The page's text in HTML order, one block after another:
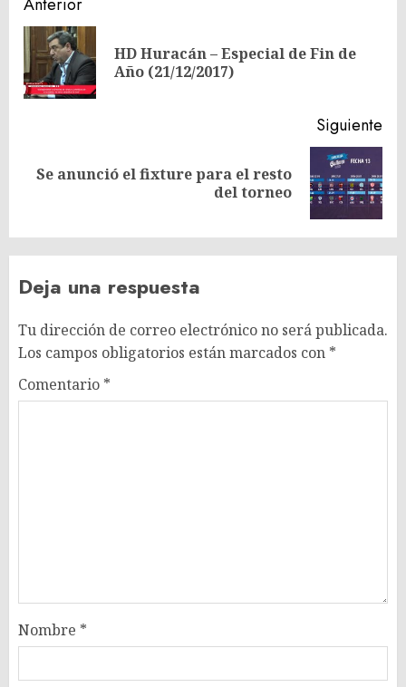
de
entradas
Anterior
HD Huracán – Especial de Fin de
Año (21/12/2017)
Siguiente
Siguiente
Se anunció el fixture para el resto
del torneo
Deja una respuesta
Tu dirección de correo electrónico no será publicada.
Los campos obligatorios están marcados con *
Comentario *
Nombre *